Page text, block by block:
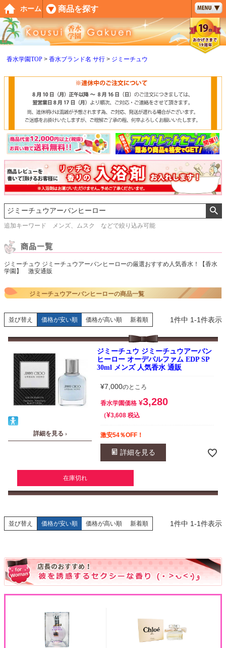
香水学園TOP 香水ブランド名 サ行 ジミーチュウ
追加キーワード メンズ、ムスク などで絞り込み可能
ジミーチュウ ジミーチュウアーバンヒーローの厳選おすすめ人気香水！【香水
学園】 激安通販
ジミーチュウアーバンヒーローの商品一覧
並び替え 価格が安い順 価格が高い順 新着順 1件中 1-1件表示
詳細を見る ›
ジミーチュウ ジミーチュウアーバン
ヒーロー オーデパルファム EDP SP
30ml メンズ 人気香水 通販
¥7,000のところ
香水学園価格 ¥3,280
¥3,608 税込
激安54％OFF！
詳細を見る
在庫切れ
並び替え 価格が安い順 価格が高い順 新着順 1件中 1-1件表示
ペー
ジト
ップ
へ
ホーム 商品を探す